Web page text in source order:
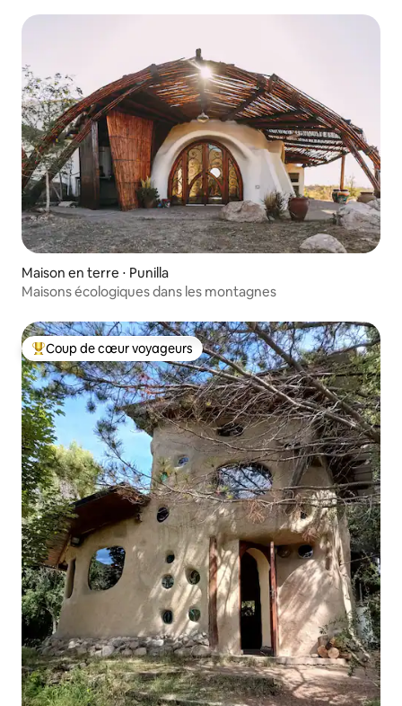
Maison en terre ⋅ Punilla
Maisons écologiques dans les montagnes
Coups de cœur voyageurs les plus appréciés
Coup de cœur voyageurs